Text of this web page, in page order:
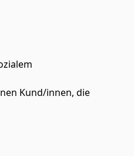
Kund/innen, die